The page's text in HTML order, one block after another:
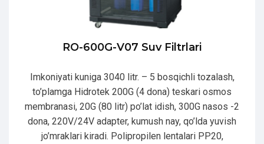
RO-600G-V07 Suv Filtrlari
Imkoniyati kuniga 3040 litr. – 5 bosqichli tozalash,
to’plamga Hidrotek 200G (4 dona) teskari osmos
membranasi, 20G (80 litr) po’lat idish, 300G nasos -2
dona, 220V/24V adapter, kumush nay, qo’lda yuvish
jo’mraklari kiradi. Polipropilen lentalari PP20,